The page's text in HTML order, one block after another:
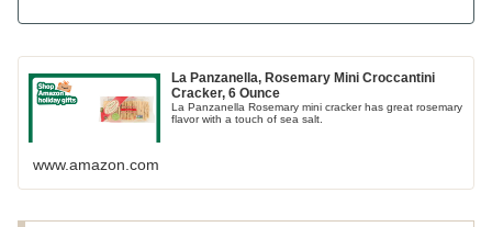
La Panzanella, Rosemary Mini Croccantini
Cracker, 6 Ounce
La Panzanella Rosemary mini cracker has great rosemary
flavor with a touch of sea salt.
www.amazon.com